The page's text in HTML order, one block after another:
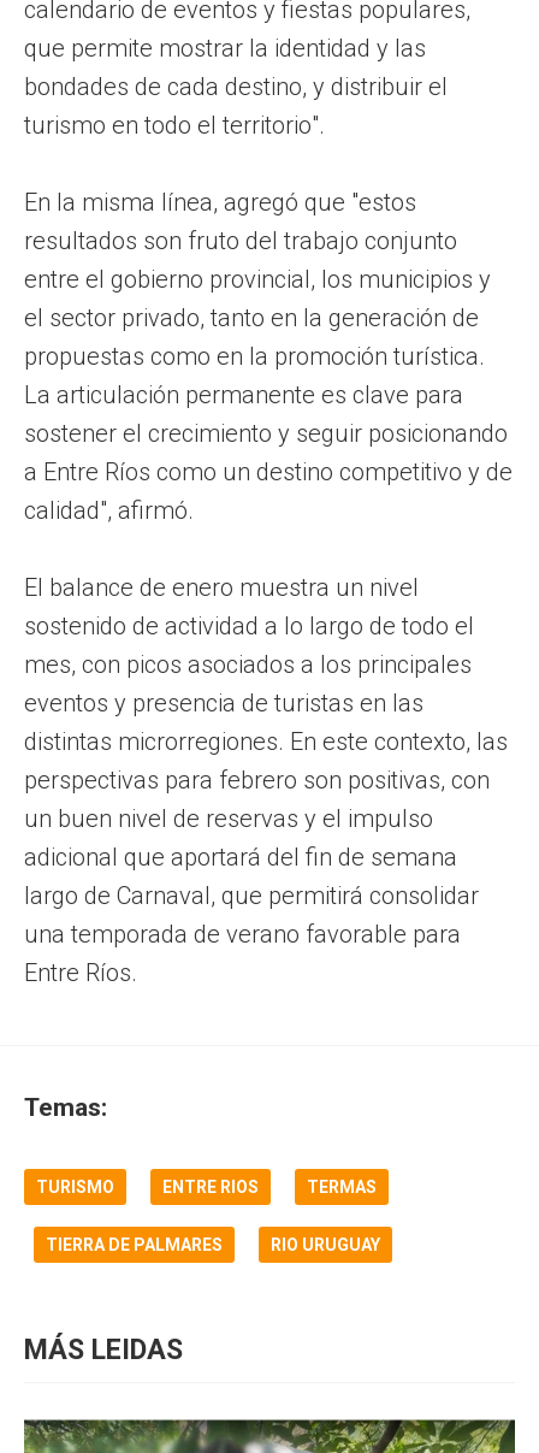
calendario de eventos y fiestas populares,
que permite mostrar la identidad y las
bondades de cada destino, y distribuir el
turismo en todo el territorio".
En la misma línea, agregó que "estos
resultados son fruto del trabajo conjunto
entre el gobierno provincial, los municipios y
el sector privado, tanto en la generación de
propuestas como en la promoción turística.
La articulación permanente es clave para
sostener el crecimiento y seguir posicionando
a Entre Ríos como un destino competitivo y de
calidad", afirmó.
El balance de enero muestra un nivel
sostenido de actividad a lo largo de todo el
mes, con picos asociados a los principales
eventos y presencia de turistas en las
distintas microrregiones. En este contexto, las
perspectivas para febrero son positivas, con
un buen nivel de reservas y el impulso
adicional que aportará del fin de semana
largo de Carnaval, que permitirá consolidar
una temporada de verano favorable para
Entre Ríos.
Temas:
TURISMO ENTRE RIOS TERMAS
TIERRA DE PALMARES RIO URUGUAY
MÁS LEIDAS